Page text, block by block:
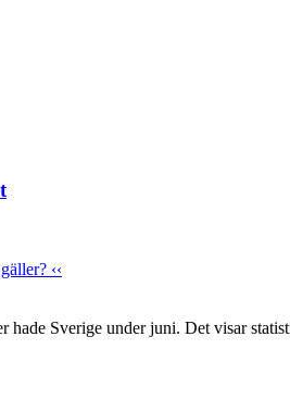
‹‹
hade Sverige under juni. Det visar